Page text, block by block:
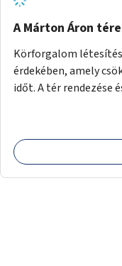
A Márton Áron
Körforgalom
érdekében, amely
időt. A tér rendezése
időznek.